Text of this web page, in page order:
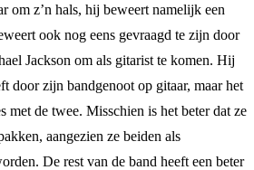
om z’n hals, hij beweert namelijk een
ook nog eens gevraagd te zijn door
Jackson om als gitarist te komen. Hij
door zijn bandgenoot op gitaar, maar het
met de twee. Misschien is het beter dat ze
aangezien ze beiden als
De rest van de band heeft een beter